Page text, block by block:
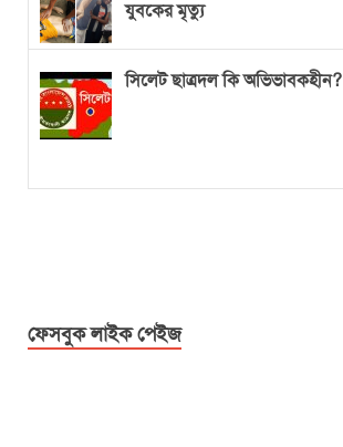
যুবকের মৃত্যু
সিলেট ছাত্রদল কি অভিভাবকহীন?
ফেসবুক লাইক পেইজ